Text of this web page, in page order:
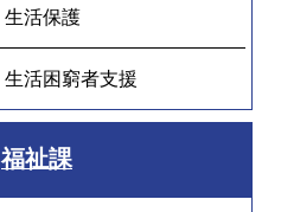
生活保護
生活困窮者支援
福祉課